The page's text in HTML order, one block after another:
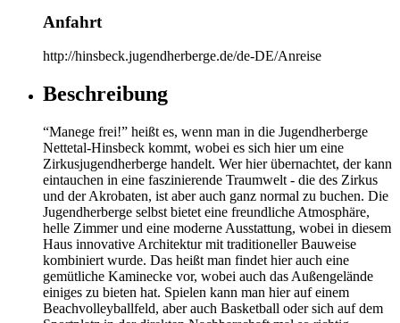
Anfahrt
http://hinsbeck.jugendherberge.de/de-DE/Anreise
Beschreibung
“Manege frei!” heißt es, wenn man in die Jugendherberge
Nettetal-Hinsbeck kommt, wobei es sich hier um eine
Zirkusjugendherberge handelt. Wer hier übernachtet, der kann
eintauchen in eine faszinierende Traumwelt - die des Zirkus
und der Akrobaten, ist aber auch ganz normal zu buchen. Die
Jugendherberge selbst bietet eine freundliche Atmosphäre,
helle Zimmer und eine moderne Ausstattung, wobei in diesem
Haus innovative Architektur mit traditioneller Bauweise
kombiniert wurde. Das heißt man findet hier auch eine
gemütliche Kaminecke vor, wobei auch das Außengelände
einiges zu bieten hat. Spielen kann man hier auf einem
Beachvolleyballfeld, aber auch Basketball oder sich auf dem